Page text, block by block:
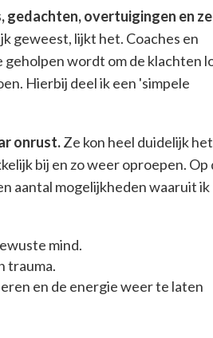
gedachten, overtuigingen en
geweest, lijkt het. Coaches en
wordt om de klachten
Hierbij deel ik een 'simpele
onrust.Ze kon heel duidelijk het
bij en zo weer oproepen. Op
aantal mogelijkheden waaruit ik
mind.
trauma.
en de energie weer te laten